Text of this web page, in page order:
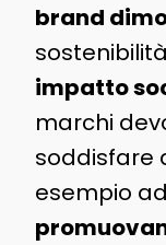
brand
impatto
marchi
soddisfare
esempio